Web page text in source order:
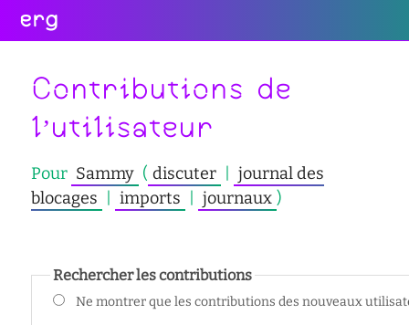
erg
Retour
Infos
collectives
informations
Retour
Soutien
des
étudiant·e·s
réussite
enseignement
Retour
Web
des
étudiant·e·s
réseaux
sites
Rechercher
Contributions de
l’utilisateur
Pour Sammy ( discuter | journal des
blocages | imports | journaux )
Rechercher les contributions
Ne montrer que les contributions des nouveaux